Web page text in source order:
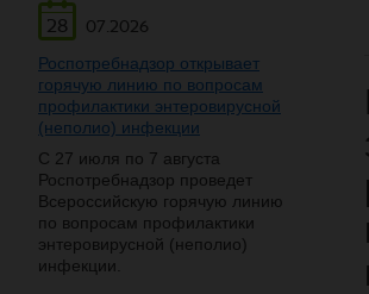
28
07.2026
Роспотребнадзор открывает
горячую линию по вопросам
профилактики энтеровирусной
(неполио) инфекции
С 27 июля по 7 августа
Роспотребнадзор проведет
Всероссийскую горячую линию
по вопросам профилактики
энтеровирусной (неполио)
инфекции.